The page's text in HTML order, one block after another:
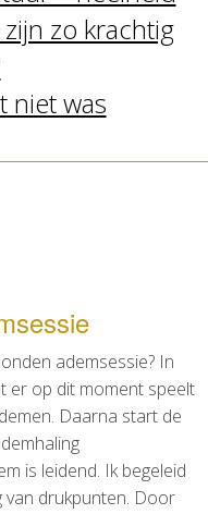
zo krachtig
niet was
ademsessie? In
er op dit moment speelt
Daarna start de
is leidend. Ik begeleid
van drukpunten. Door